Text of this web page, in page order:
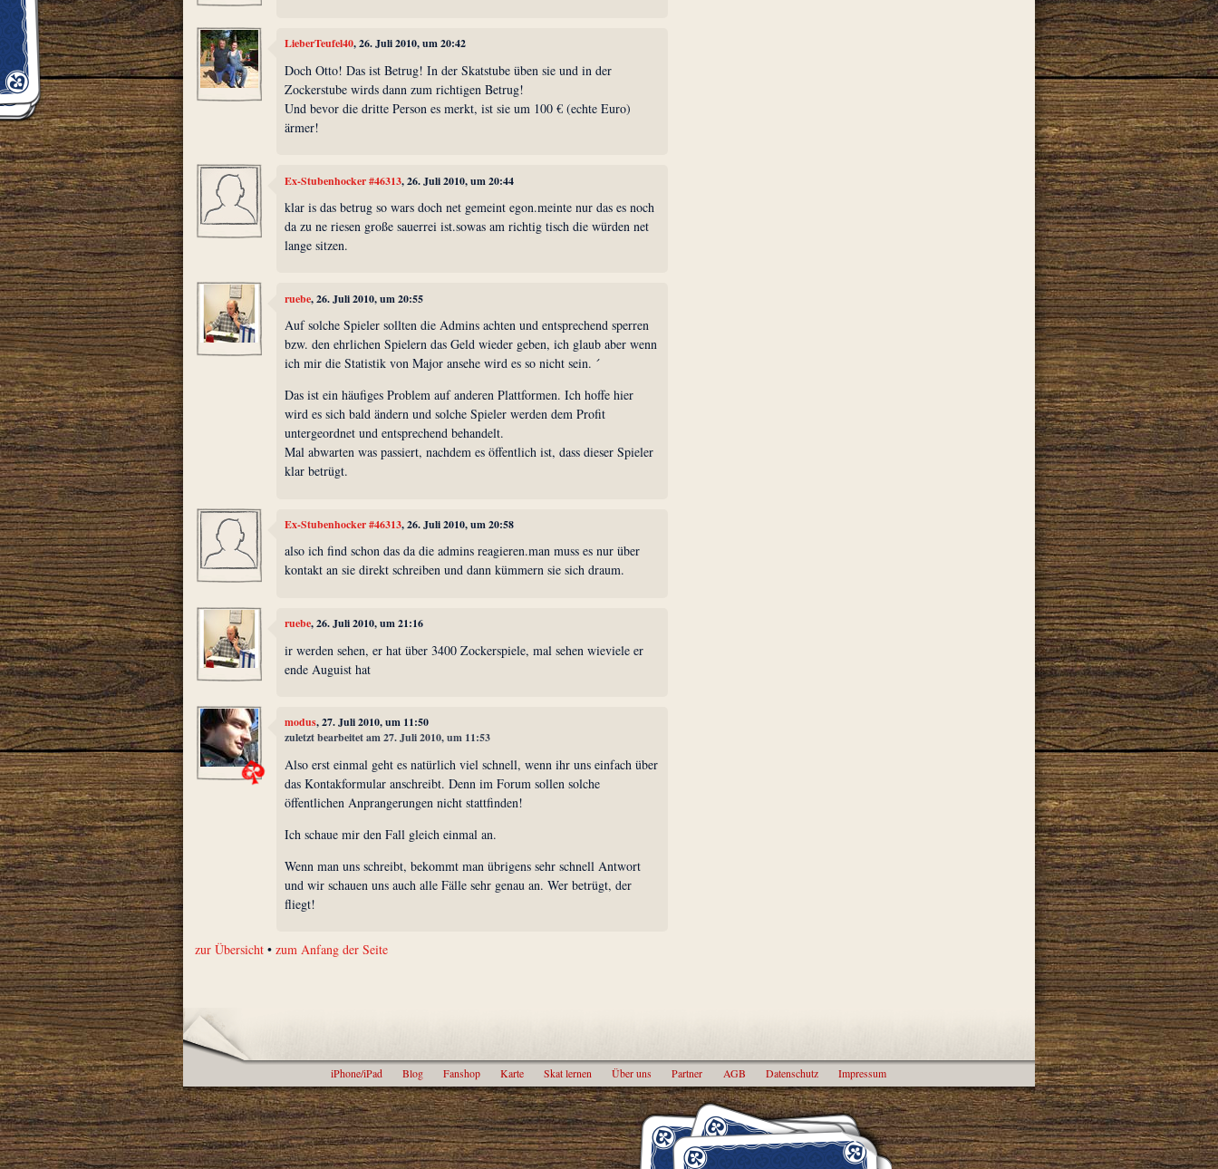
LieberTeufel40, 26. Juli 2010, um 20:42
Doch Otto! Das ist Betrug! In der Skatstube üben sie und in der
Zockerstube wirds dann zum richtigen Betrug!
Und bevor die dritte Person es merkt, ist sie um 100 € (echte Euro)
ärmer!
Ex-Stubenhocker #46313, 26. Juli 2010, um 20:44
klar is das betrug so wars doch net gemeint egon.meinte nur das es noch
da zu ne riesen große sauerrei ist.sowas am richtig tisch die würden net
lange sitzen.
ruebe, 26. Juli 2010, um 20:55
Auf solche Spieler sollten die Admins achten und entsprechend sperren
bzw. den ehrlichen Spielern das Geld wieder geben, ich glaub aber wenn
ich mir die Statistik von Major ansehe wird es so nicht sein. ´
Das ist ein häufiges Problem auf anderen Plattformen. Ich hoffe hier
wird es sich bald ändern und solche Spieler werden dem Profit
untergeordnet und entsprechend behandelt.
Mal abwarten was passiert, nachdem es öffentlich ist, dass dieser Spieler
klar betrügt.
Ex-Stubenhocker #46313, 26. Juli 2010, um 20:58
also ich find schon das da die admins reagieren.man muss es nur über
kontakt an sie direkt schreiben und dann kümmern sie sich draum.
ruebe, 26. Juli 2010, um 21:16
ir werden sehen, er hat über 3400 Zockerspiele, mal sehen wieviele er
ende Auguist hat
modus, 27. Juli 2010, um 11:50
zuletzt bearbeitet am 27. Juli 2010, um 11:53
Also erst einmal geht es natürlich viel schnell, wenn ihr uns einfach über
das Kontakformular anschreibt. Denn im Forum sollen solche
öffentlichen Anprangerungen nicht stattfinden!
Ich schaue mir den Fall gleich einmal an.
Wenn man uns schreibt, bekommt man übrigens sehr schnell Antwort
und wir schauen uns auch alle Fälle sehr genau an. Wer betrügt, der
fliegt!
zur Übersicht •zum Anfang der Seite
iPhone/iPad Blog Fanshop Karte Skat lernen Über uns Partner AGB Datenschutz Impressum